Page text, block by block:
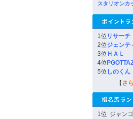
スタリオンカ
1位 リサーチ
2位ジェンテ
3位 ＨＡＬ
4位
5位 しのくん
【 さ
1位 ジャン